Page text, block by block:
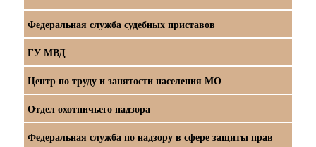
Федеральная служба судебных приставов
ГУ МВД
Центр по труду и занятости населения МО
Отдел охотничьего надзора
Федеральная служба по надзору в сфере защиты прав